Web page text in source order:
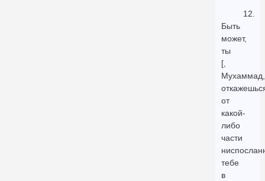
12.
Быть
может,
ты
[,
от
какой-
либо
части
тебе
в